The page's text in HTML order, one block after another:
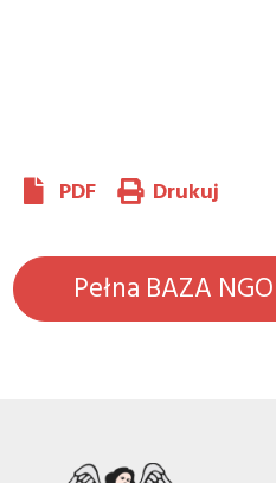
PDF Drukuj
Pełna BAZA NGO